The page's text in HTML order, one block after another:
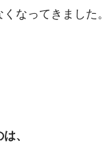
なってきました。
、